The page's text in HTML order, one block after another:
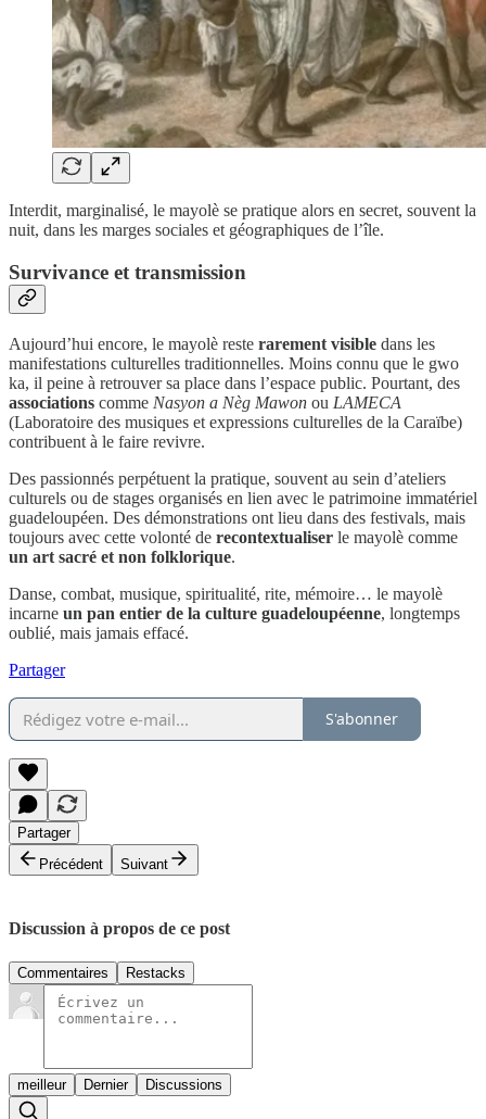
Interdit, marginalisé, le mayolè se pratique alors en secret, souvent la
nuit, dans les marges sociales et géographiques de l’île.
Survivance et transmission
Aujourd’hui encore, le mayolè reste rarement visible dans les
manifestations culturelles traditionnelles. Moins connu que le gwo
ka, il peine à retrouver sa place dans l’espace public. Pourtant, des
associations comme Nasyon a Nèg Mawon ou LAMECA
(Laboratoire des musiques et expressions culturelles de la Caraïbe)
contribuent à le faire revivre.
Des passionnés perpétuent la pratique, souvent au sein d’ateliers
culturels ou de stages organisés en lien avec le patrimoine immatériel
guadeloupéen. Des démonstrations ont lieu dans des festivals, mais
toujours avec cette volonté de recontextualiser le mayolè comme
un art sacré et non folklorique.
Danse, combat, musique, spiritualité, rite, mémoire… le mayolè
incarne un pan entier de la culture guadeloupéenne, longtemps
oublié, mais jamais effacé.
Partager
S'abonner
Partager
Précédent
Suivant
Discussion à propos de ce post
Commentaires Restacks
meilleur Dernier Discussions